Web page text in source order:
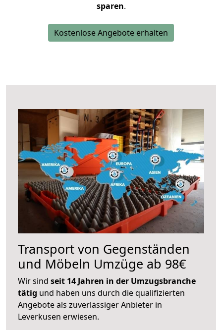
sparen.
Kostenlose Angebote erhalten
Transport von Gegenständen
und Möbeln Umzüge ab 98€
Wir sind seit 14 Jahren in der Umzugsbranche
tätig und haben uns durch die qualifizierten
Angebote als zuverlässiger Anbieter in
Leverkusen erwiesen.